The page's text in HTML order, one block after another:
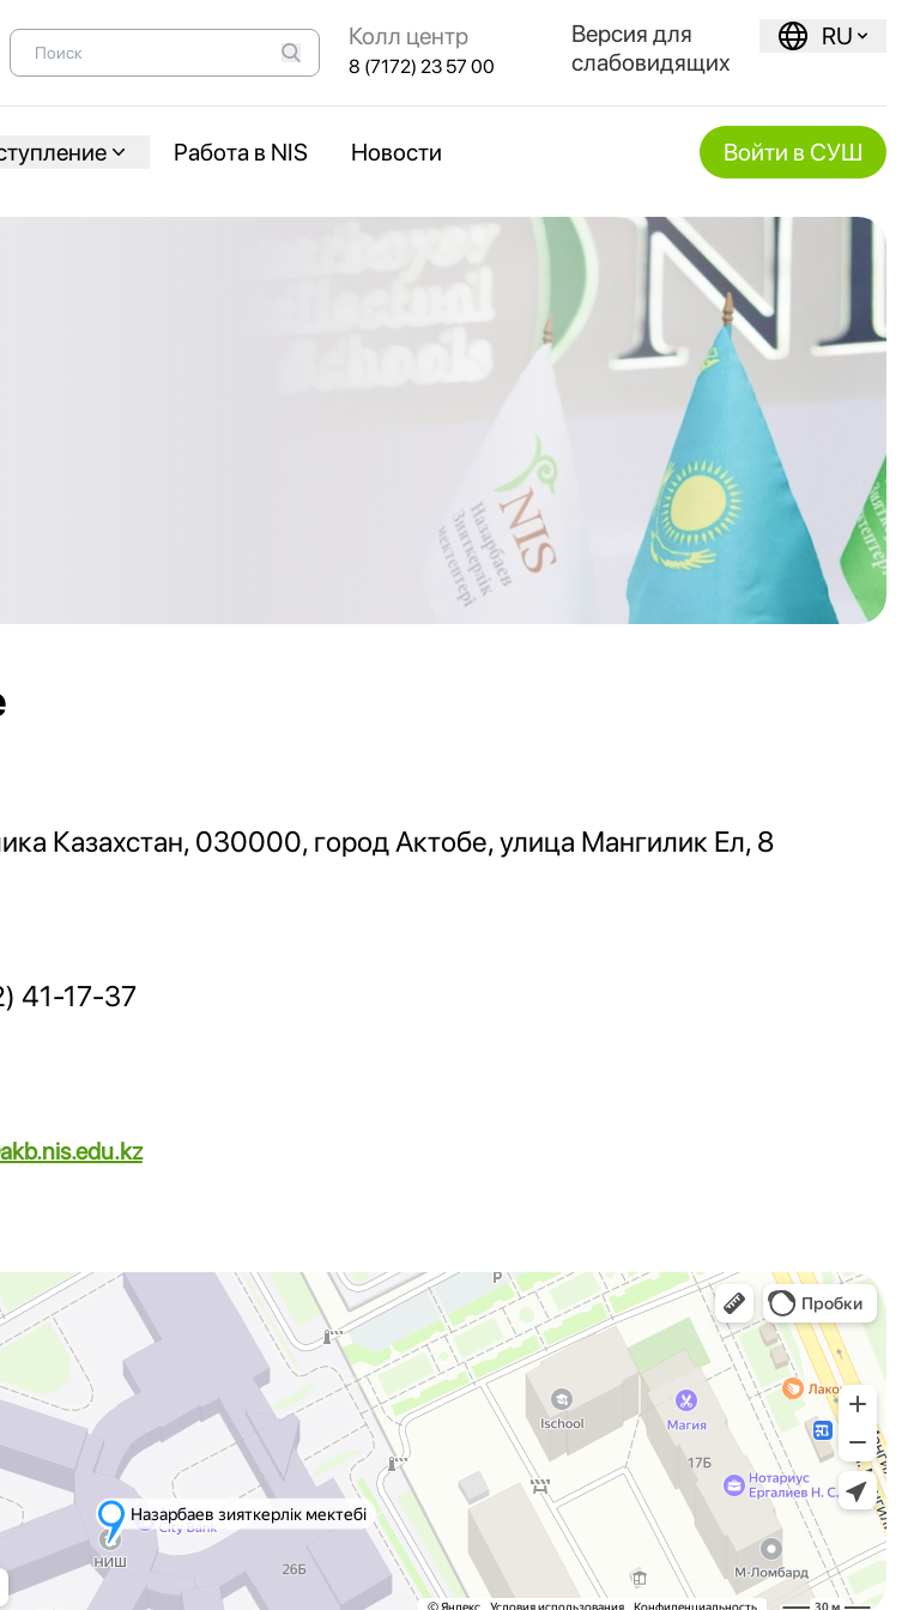
Колл центр
8 (7172) 23 57 00
Версия для
слабовидящих
RU
Работа в NIS Новости Войти в СУШ
Казахстан, 030000, город Актобе, улица Мангилик Ел, 8
41-17-37